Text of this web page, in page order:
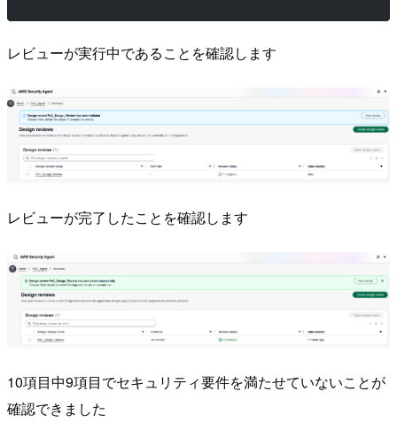
レビューが実行中であることを確認します
レビューが完了したことを確認します
10項目中9項目でセキュリティ要件を満たせていないことが
確認できました